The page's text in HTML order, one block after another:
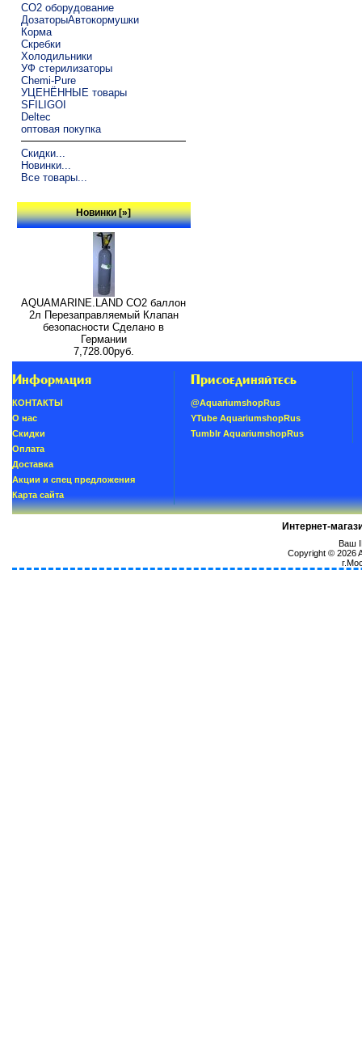
CO2 оборудование
ДозаторыАвтокормушки
Корма
Скребки
Холодильники
УФ стерилизаторы
Chemi-Pure
УЦЕНЁННЫЕ товары
SFILIGOI
Deltec
оптовая покупка
Скидки...
Новинки...
Все товары...
Новинки [»]
AQUAMARINE.LAND CO2 баллон
2л Перезаправляемый Клапан
безопасности Сделано в
Германии
7,728.00руб.
Информация
КОНТАКТЫ
О нас
Скидки
Oплатa
Доставка
Акции и спец предложения
Карта сайта
Присоединяйтесь
@AquariumshopRus
YTube AquariumshopRus
Tumblr AquariumshopRus
Интернет-
Ваш
Copyright © 2026